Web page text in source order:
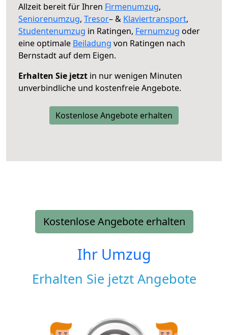
Allzeit bereit für Ihren Firmenumzug,
Seniorenumzug, Tresor– & Klaviertransport,
Studentenumzug in Ratingen, Fernumzug oder
eine optimale Beiladung von Ratingen nach
Bernstadt auf dem Eigen.
Erhalten Sie jetzt in nur wenigen Minuten
unverbindliche und kostenfreie Angebote.
Kostenlose Angebote erhalten
Kostenlose Angebote erhalten
Ihr Umzug
Erhalten Sie jetzt Angebote